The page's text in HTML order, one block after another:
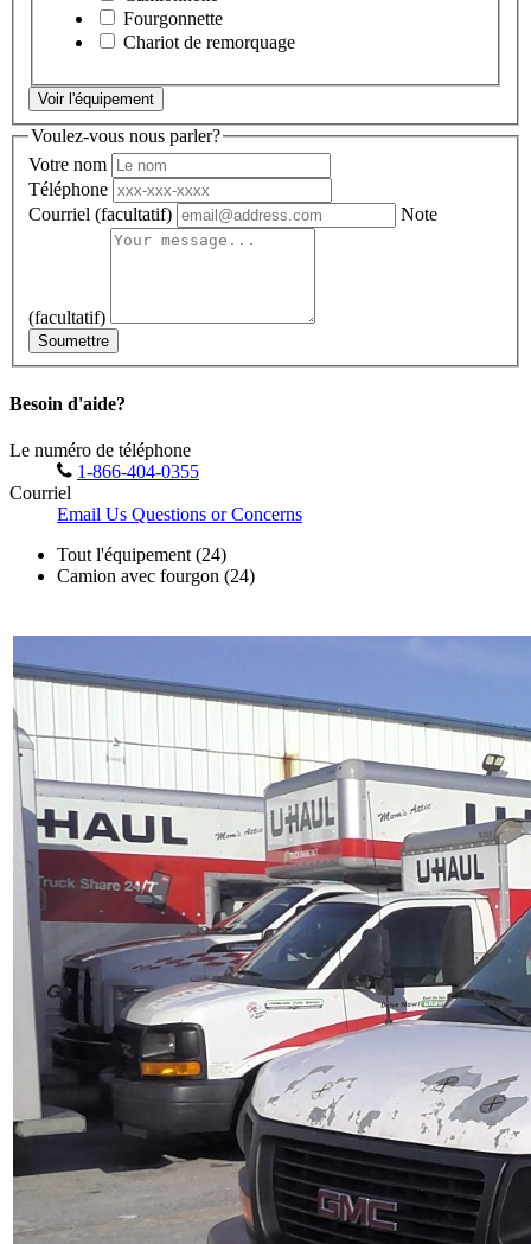
Fourgonnette
Chariot de remorquage
Voir l'équipement
Voulez-vous nous parler?
Votre nom
Téléphone
Courriel (facultatif) Note
(facultatif)
Soumettre
Besoin d'aide?
Le numéro de téléphone
1-866-404-0355
Courriel
Email Us Questions or Concerns
Tout l'équipement (24)
Camion avec fourgon (24)